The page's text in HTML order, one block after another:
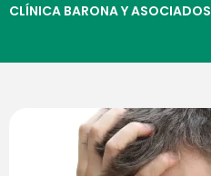
CLÍNICA BARONA Y ASOCIADOS